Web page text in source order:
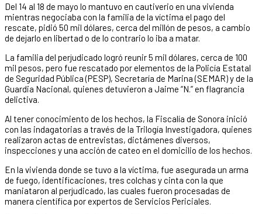
Del 14 al 18 de mayo lo mantuvo en cautiverio en una vivienda
mientras negociaba con la familia de la víctima el pago del
rescate, pidió 50 mil dólares, cerca del millón de pesos, a cambio
de dejarlo en libertad o de lo contrario lo iba a matar.
La familia del perjudicado logró reunir 5 mil dólares, cerca de 100
mil pesos, pero fue rescatado por elementos de la Policía Estatal
de Seguridad Pública (PESP), Secretaría de Marina (SEMAR) y de la
Guardia Nacional, quienes detuvieron a Jaime “N.” en flagrancia
delictiva.
Al tener conocimiento de los hechos, la Fiscalía de Sonora inició
con las indagatorias a través de la Trilogía Investigadora, quienes
realizaron actas de entrevistas, dictámenes diversos,
inspecciones y una acción de cateo en el domicilio de los hechos.
En la vivienda donde se tuvo a la víctima, fue asegurada un arma
de fuego, identificaciones, tres colchas y cinta con la que
maniataron al perjudicado, las cuales fueron procesadas de
manera científica por expertos de Servicios Periciales.